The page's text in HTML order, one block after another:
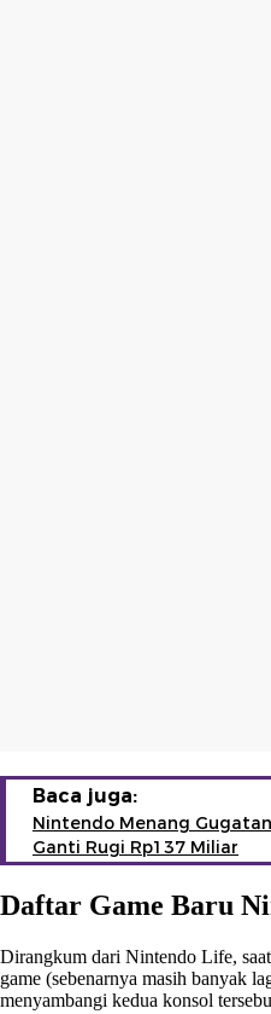
Baca juga:
Nintendo Menang
Ganti Rugi Rp137 Miliar
Daftar Game Baru
Dirangkum dari Nintendo Life,
game (sebenarnya masih banyak
menyambangi kedua konsol